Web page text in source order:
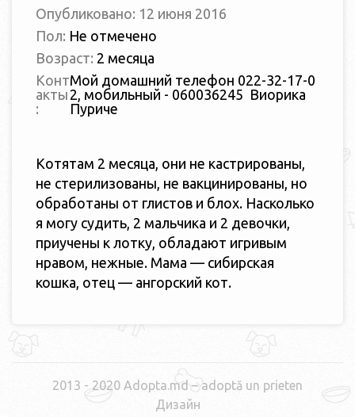
Опубликовано: 12 июня 2016
Пол: Не отмечено
Возраст: 2 месяца
Конт
акты
:
Мой домашний телефон 022-32-17-0
2, мобильный - 060036245 Виорика
Пуриче
Котятам 2 месяца, они не кастрированы,
не стерилизованы, не вакцинированы, но
обработаны от глистов и блох. Насколько
я могу судить, 2 мальчика и 2 девочки,
приучены к лотку, обладают игривым
нравом, нежные. Мама — сибирская
кошка, отец — ангорский кот.
2013 - 2020 Adopta.md – adoptă un prieten
Дизайн